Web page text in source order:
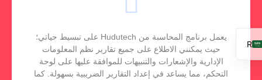
يعمل برنامج المحاسبة من Hudutech على تبسيط حياتي؛
حيث يمكنني الاطلاع على جميع تقارير نظم المعلومات
الإدارية والإشعارات والتنبيهات للموافقة عليها على لوحة
التحكم، مما يساعد في إعداد التقارير الضريبية بسهولة. كما
AR